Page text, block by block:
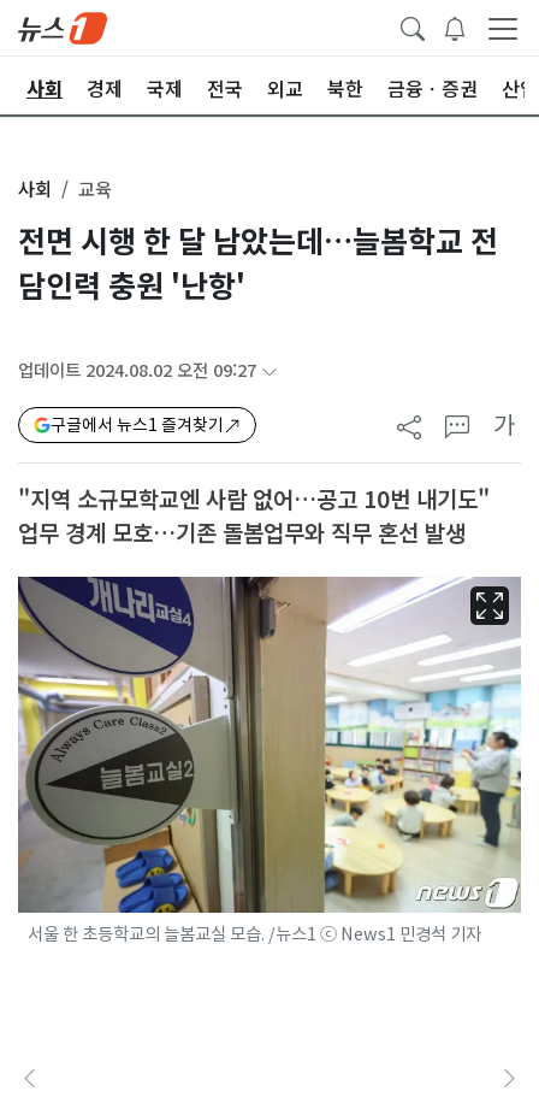
사회 경제 국제 전국 외교 북한 금융ㆍ증권 산업
사회 교육
전면 시행 한 달 남았는데…늘봄학교 전
담인력 충원 '난항'
업데이트 2024.08.02 오전 09:27
구글에서 뉴스1 즐겨찾기 가
"지역 소규모학교엔 사람 없어…공고 10번 내기도"
업무 경계 모호…기존 돌봄업무와 직무 혼선 발생
서울 한 초등학교의 늘봄교실 모습. /뉴스1 ⓒ News1 민경석 기자